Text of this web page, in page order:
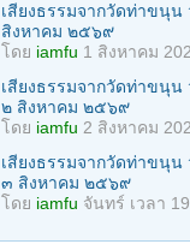
เสียงธรรมจากวัดท่าขนุน
สิงหาคม ๒๕๖๙
โดย iamfu 1 สิงหาคม
เสียงธรรมจากวัดท่าขนุน
๒ สิงหาคม ๒๕๖๙
โดย iamfu 2 สิงหาคม
เสียงธรรมจากวัดท่าขนุ
๓ สิงหาคม ๒๕๖๙
โดย iamfu จันทร์ เวลา